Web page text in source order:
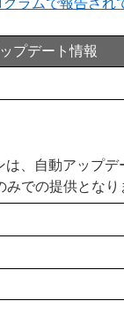
ラムで報告さ
プデート情報
、自動アップデ
みでの提供となり